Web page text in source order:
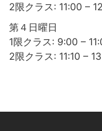
2限クラス: 11:00 –
第４日曜日
1限クラス: 9:00 –
2限クラス: 11:10 –